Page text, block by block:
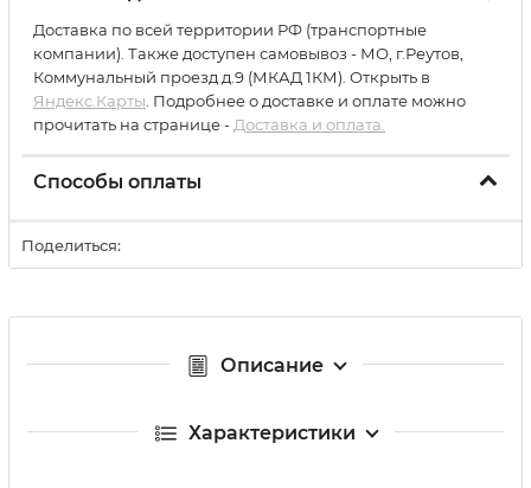
Доставка по всей территории РФ (транспортные
компании). Также доступен самовывоз - МО, г.Реутов,
Коммунальный проезд д.9 (МКАД 1КМ). Открыть в
Яндекс.Карты . Подробнее о доставке и оплате можно
прочитать на странице - Доставка и оплата.
Способы оплаты
Поделиться:
Описание
Характеристики